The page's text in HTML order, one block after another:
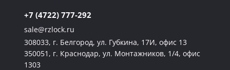
+7 (4722) 777-292
sale@rzlock.ru
308033, г. Белгород, ул. Губкина, 17И, офис 13
350051, г. Краснодар, ул. Монтажников, 1/4, офис
1303